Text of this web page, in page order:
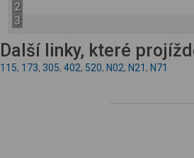
2
3
Další linky, které
115, 173, 305, 402, 520, N02, N21 , N71